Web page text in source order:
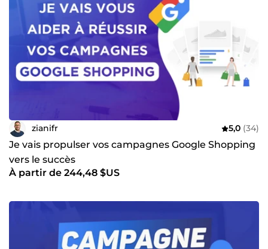
zianifr 5,0 (34)
Je vais propulser vos campagnes Google Shopping
vers le succès
À partir de 244,48 $US